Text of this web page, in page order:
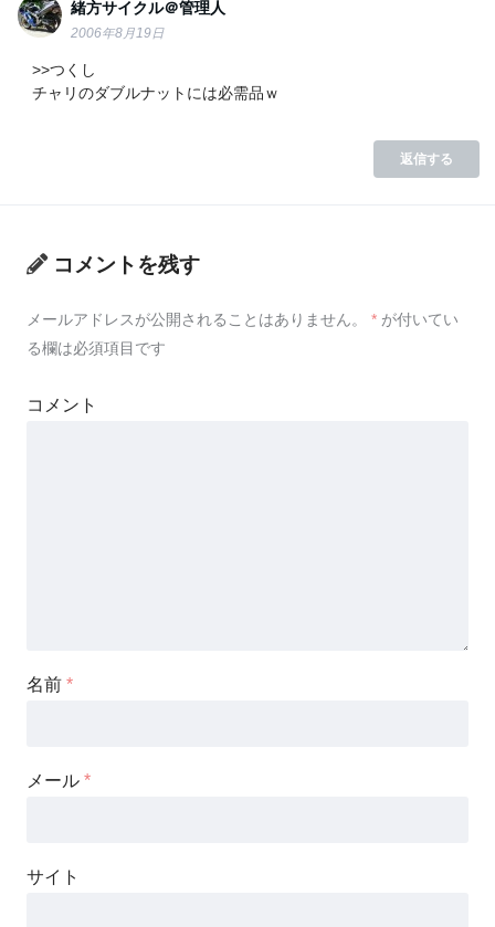
緒方サイクル＠管理人
2006年8月19日
>>つくし
チャリのダブルナットには必需品ｗ
返信する
コメントを残す
メールアドレスが公開されることはありません。 * が付いてい
る欄は必須項目です
コメント
名前 *
メール *
サイト